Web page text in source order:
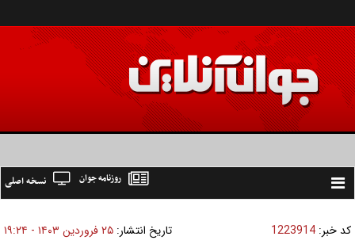
Toggle
نسخه اصلی روزنامه جوان
کد خبر: 1223914 تاریخ انتشار: ۲۵ فروردين ۱۴۰۳ - ۱۹:۲۴